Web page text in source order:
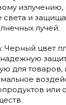
света и
лучей.
Черный цвет
для товаров,
или